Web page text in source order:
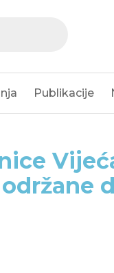
Publikacije